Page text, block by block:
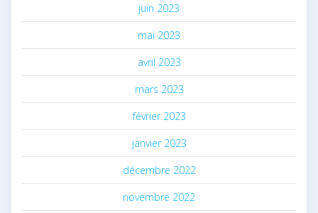
juin 2023
mai 2023
avril 2023
mars 2023
février 2023
janvier 2023
décembre 2022
novembre 2022